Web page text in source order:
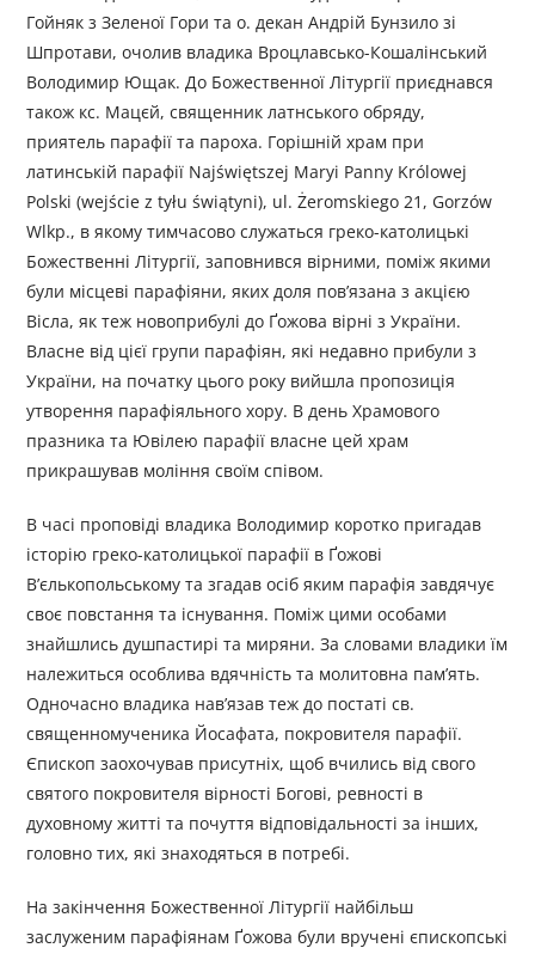
Гойняк з Зеленої Гори та о. декан Андрій Бунзило зі
Шпротави, очолив владика Вроцлавсько-Кошалінський
Володимир Ющак. До Божественної Літургії приєднався
також кс. Мацєй, священник латнського обряду,
приятель парафії та пароха. Горішній храм при
латинській парафії Najświętszej Maryi Panny Królowej
Polski (wejście z tyłu świątyni), ul. Żeromskiego 21, Gorzów
Wlkp., в якому тимчасово служаться греко-католицькі
Божественні Літургії, заповнився вірними, поміж якими
були місцеві парафіяни, яких доля пов’язана з акцією
Вісла, як теж новоприбулі до Ґожова вірні з України.
Власне від цієї групи парафіян, які недавно прибули з
України, на початку цього року вийшла пропозиція
утворення парафіяльного хору. В день Храмового
празника та Ювілею парафії власне цей храм
прикрашував моління своїм співом.
В часі проповіді владика Володимир коротко пригадав
історію греко-католицької парафії в Ґожові
В’єлькопольському та згадав осіб яким парафія завдячує
своє повстання та існування. Поміж цими особами
знайшлись душпастирі та миряни. За словами владики їм
належиться особлива вдячність та молитовна пам’ять.
Одночасно владика нав’язав теж до постаті св.
священномученика Йосафата, покровителя парафії.
Єпископ заохочував присутніх, щоб вчились від свого
святого покровителя вірності Богові, ревності в
духовному житті та почуття відповідальності за інших,
головно тих, які знаходяться в потребі.
На закінчення Божественної Літургії найбільш
заслуженим парафіянам Ґожова були вручені єпископські